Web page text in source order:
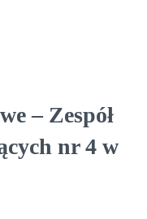
– Zespół
nr 4 w